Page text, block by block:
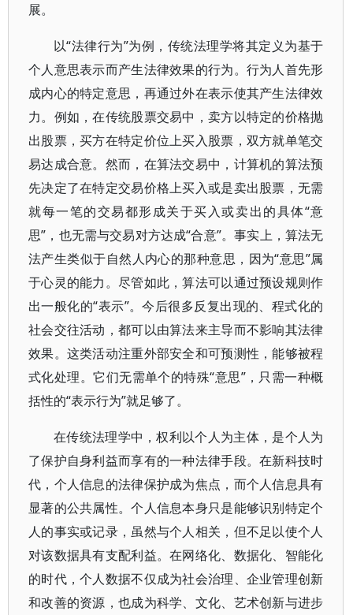
展。
以“法律行为”为例，传统法理学将其定义为基于
个人意思表示而产生法律效果的行为。行为人首先形
成内心的特定意思，再通过外在表示使其产生法律效
力。例如，在传统股票交易中，卖方以特定的价格抛
出股票，买方在特定价位上买入股票，双方就单笔交
易达成合意。然而，在算法交易中，计算机的算法预
先决定了在特定交易价格上买入或是卖出股票，无需
就每一笔的交易都形成关于买入或卖出的具体“意
思”，也无需与交易对方达成“合意”。事实上，算法无
法产生类似于自然人内心的那种意思，因为“意思”属
于心灵的能力。尽管如此，算法可以通过预设规则作
出一般化的“表示”。今后很多反复出现的、程式化的
社会交往活动，都可以由算法来主导而不影响其法律
效果。这类活动注重外部安全和可预测性，能够被程
式化处理。它们无需单个的特殊“意思”，只需一种概
括性的“表示行为”就足够了。
在传统法理学中，权利以个人为主体，是个人为
了保护自身利益而享有的一种法律手段。在新科技时
代，个人信息的法律保护成为焦点，而个人信息具有
显著的公共属性。个人信息本身只是能够识别特定个
人的事实或记录，虽然与个人相关，但不足以使个人
对该数据具有支配利益。在网络化、数据化、智能化
的时代，个人数据不仅成为社会治理、企业管理创新
和改善的资源，也成为科学、文化、艺术创新与进步